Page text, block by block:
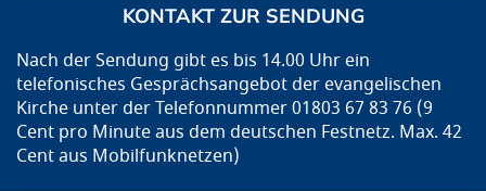
KONTAKT ZUR SENDUNG
Nach der Sendung gibt es bis 14.00 Uhr ein
telefonisches Gesprächsangebot der evangelischen
Kirche unter der Telefonnummer 01803 67 83 76 (9
Cent pro Minute aus dem deutschen Festnetz. Max. 42
Cent aus Mobilfunknetzen)